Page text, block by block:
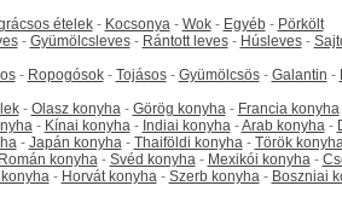
ételek- Kocsonya- Wok- Egyéb- Pörkölt
- Gyümölcsleves- Rántott leves- Húsleves-
- Ropogósok- Tojásos- Gyümölcsös- Galantin -
- Olasz konyha- Görög konyha- Francia konyha
- Kínai konyha- Indiai konyha-Arab konyha-
- Japán konyha- Thaiföldi konyha- Török
Román konyha- Svéd konyha- Mexikói konyha-
- Horvát konyha- Szerb konyha- Boszniai